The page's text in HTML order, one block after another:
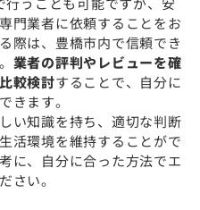
門業者に依頼することをお
際は、豊橋市内で信頼でき
業者の評判やレビューを確
較検討することで、自分に
きます。
い知識を持ち、適切な判断
活環境を維持することがで
に、自分に合った方法でエ
さい。